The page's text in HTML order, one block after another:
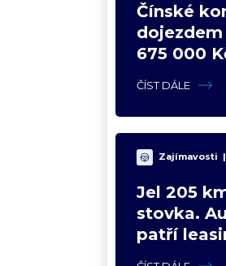
Čínské
675 000
VW a
ČÍST DÁLE
Zajímavosti |
Jel 205
stovka.
patří
poradil